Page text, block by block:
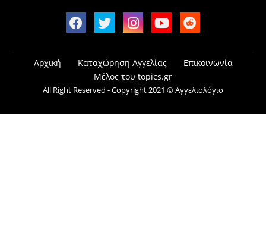
Αρχική Καταχώρηση Αγγελίας
Επικοινωνία
Μέλος του topics.gr
All Right Reserved - Copyright 2021 © Αγγελιολόγιο